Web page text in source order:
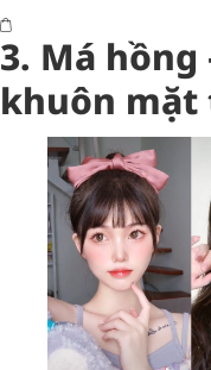
3. Má hồng
khuôn mặt